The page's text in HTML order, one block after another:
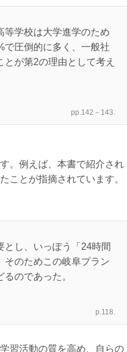
等学校は大学進学のため
で圧倒的に多く、一般社
が第2の理由として考え
pp.142－143.
。例えば、本書で紹介され
ことが指摘されています。
し、いっぽう「24時間
そのためこの岐阜プラン
のであった。
p.118.
習活動の質を高め、自らの